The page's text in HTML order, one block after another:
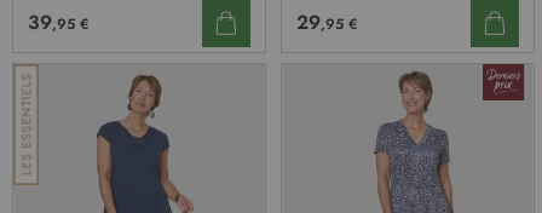
39,95 € 29,95 €